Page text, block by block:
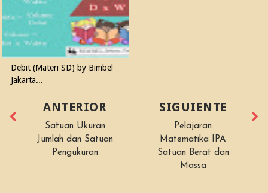
Debit (Materi SD) by Bimbel
Jakarta...
SIGUIENTE
Pelajaran
Matematika IPA
Satuan Berat dan
Massa
ANTERIOR
Satuan Ukuran
Jumlah dan Satuan
Pengukuran